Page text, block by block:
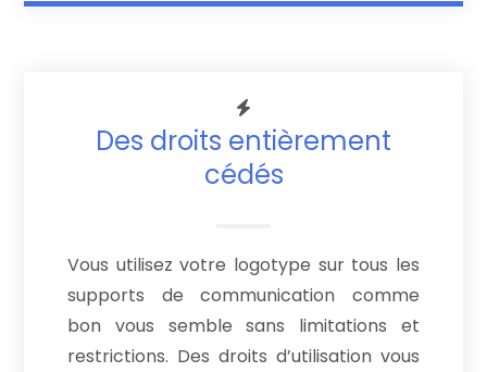
Des droits entièrement
cédés
Vous utilisez votre logotype sur tous les
supports de communication comme
bon vous semble sans limitations et
restrictions. Des droits d’utilisation vous